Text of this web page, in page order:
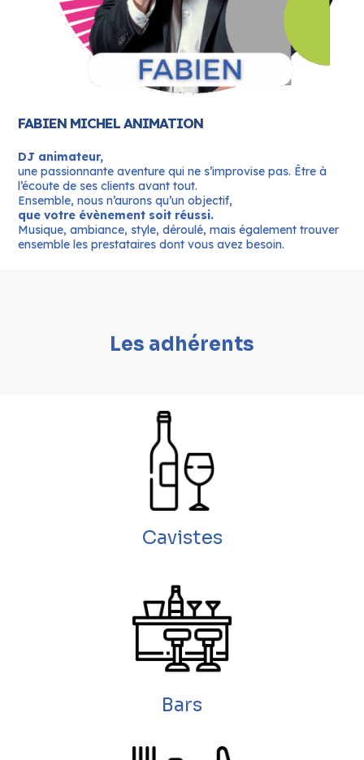
FABIEN MICHEL ANIMATION
DJ animateur,
une passionnante aventure qui ne s’improvise pas. Être à
l’écoute de ses clients avant tout.
Ensemble, nous n’aurons qu’un objectif,
que votre évènement soit réussi.
Musique, ambiance, style, déroulé, mais également trouver
ensemble les prestataires dont vous avez besoin.
Les adhérents
Cavistes
Bars